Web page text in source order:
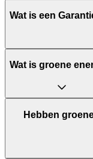
Wat is een
Wat is groene
Hebben